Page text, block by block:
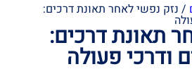
/ נזק נפשי לאחר תאונת דרכים:
תאונת דרכים:
ודרכי פעולה